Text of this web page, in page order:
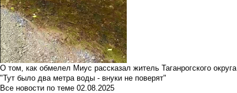
О том, как обмелел Миус рассказал житель Таганрогского округа
"Тут было два метра воды - внуки не поверят"
Все новости по теме 02.08.2025